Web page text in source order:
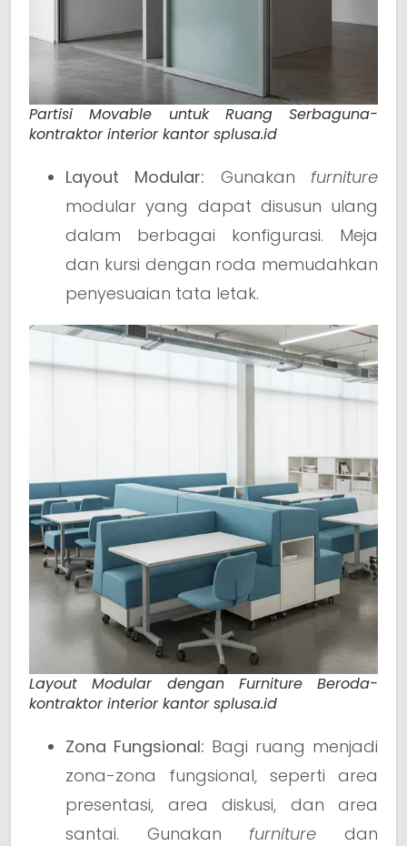
Partisi Movable untuk Ruang Serbaguna-
kontraktor interior kantor splusa.id
Layout Modular: Gunakan furniture
modular yang dapat disusun ulang
dalam berbagai konfigurasi. Meja
dan kursi dengan roda memudahkan
penyesuaian tata letak.
Layout Modular dengan Furniture Beroda-
kontraktor interior kantor splusa.id
Zona Fungsional: Bagi ruang menjadi
zona-zona fungsional, seperti area
presentasi, area diskusi, dan area
santai. Gunakan furniture dan